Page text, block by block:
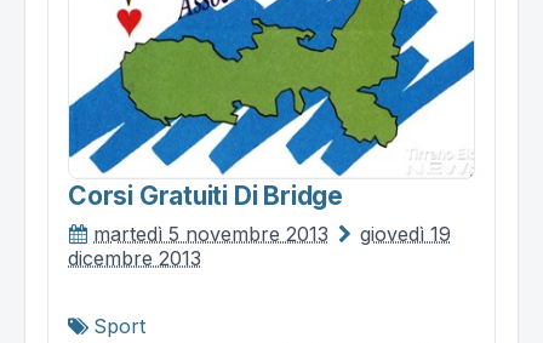
Corsi Gratuiti Di Bridge
martedì 5 novembre 2013
giovedì 19
dicembre 2013
Sport